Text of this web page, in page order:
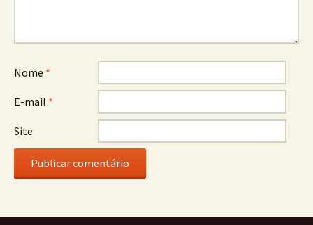
Nome *
E-mail *
Site